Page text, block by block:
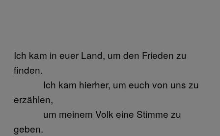
Ich kam in euer Land, um den Frieden zu
finden.
Ich kam hierher, um euch von uns zu
erzählen,
um meinem Volk eine Stimme zu
geben.